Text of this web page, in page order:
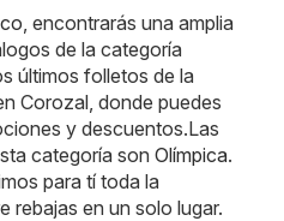
, encontrarás una amplia
de la categoría
últimos folletos de la
Corozal, donde puedes
y descuentos.Las
categoría son Olímpica.
para tí toda la
rebajas en un solo lugar.